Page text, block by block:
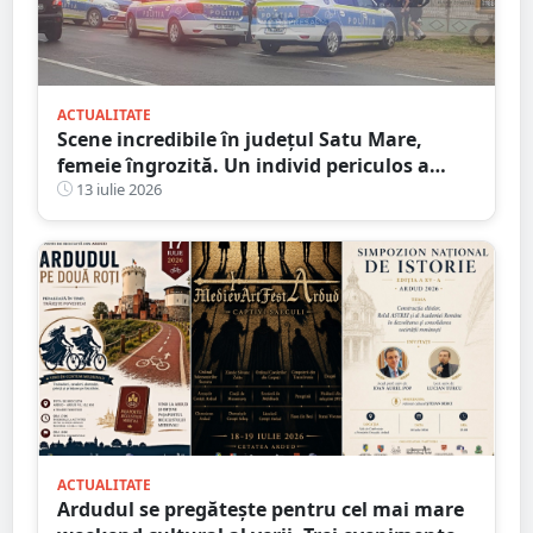
ACTUALITATE
Scene incredibile în județul Satu Mare,
femeie îngrozită. Un individ periculos a
făcut praf Codul Penal
13 iulie 2026
ACTUALITATE
Ardudul se pregătește pentru cel mai mare